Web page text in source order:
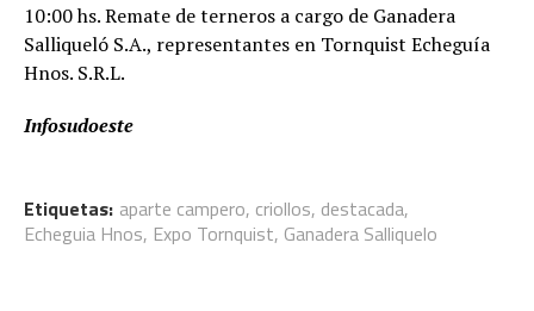
10:00 hs. Remate de terneros a cargo de Ganadera
Salliqueló S.A., representantes en Tornquist Echeguía
Hnos. S.R.L.
Infosudoeste
Etiquetas: aparte campero, criollos, destacada,
Echeguia Hnos, Expo Tornquist, Ganadera Salliquelo